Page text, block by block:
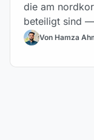
die am
beteiligt sind
Von Hamza